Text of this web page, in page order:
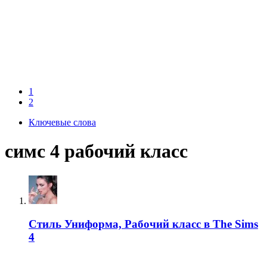
1
2
Ключевые слова
симс 4 рабочий класс
Стиль Униформа, Рабочий класс в The Sims
4